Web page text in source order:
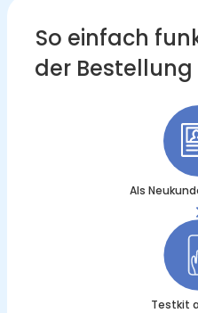
So einfach
der
Als
Testkit